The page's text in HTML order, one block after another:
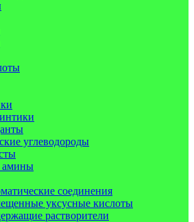
углеводороды
амины
соединения
уксусные кислоты
растворители